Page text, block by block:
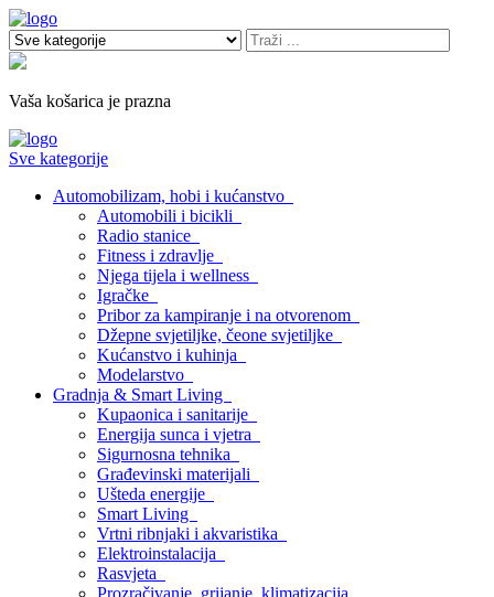
Vaša košarica je prazna
Sve kategorije
Automobilizam, hobi i kućanstvo
Automobili i bicikli
Radio stanice
Fitness i zdravlje
Njega tijela i wellness
Igračke
Pribor za kampiranje i na otvorenom
Džepne svjetiljke, čeone svjetiljke
Kućanstvo i kuhinja
Modelarstvo
Gradnja & Smart Living
Kupaonica i sanitarije
Energija sunca i vjetra
Sigurnosna tehnika
Građevinski materijali
Ušteda energije
Smart Living
Vrtni ribnjaki i akvaristika
Elektroinstalacija
Rasvjeta
Prozračivanje, grijanje, klimatizacija